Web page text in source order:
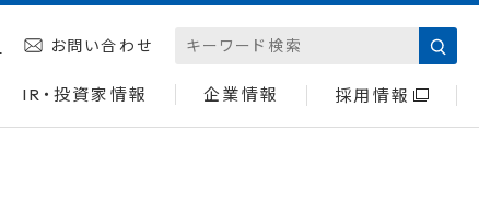
お問い合わせ
IR・投資家情報 企業情報 採用情報